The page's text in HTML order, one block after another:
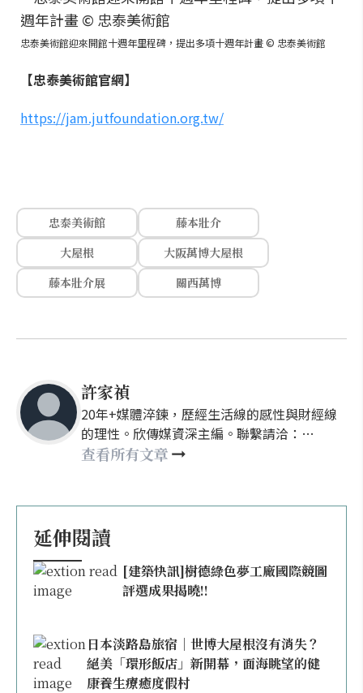
忠泰美術館迎來開館十週年里程碑，提出多項十週年計畫 © 忠泰美術館
【忠泰美術館官網】
https://jam.jutfoundation.org.tw/
忠泰美術館
藤本壯介
大屋根
大阪萬博大屋根
藤本壯介展
關西萬博
許家禎
20年+媒體淬鍊，歷經生活線的感性與財經線
的理性。欣傳媒資深主編。聯繫請洽：
nellyhsu@xinmedia.com
查看所有文章
延伸閱讀
[建築快訊]樹德綠色夢工廠國際競圖
評選成果揭曉!!
日本淡路島旅宿｜世博大屋根沒有消失？
絕美「環形飯店」新開幕，面海眺望的健
康養生療癒度假村